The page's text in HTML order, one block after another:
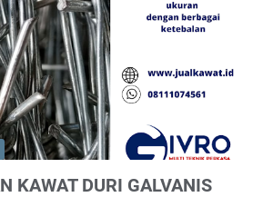
KAWAT DURI GALVANIS